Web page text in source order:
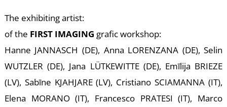
The exhibiting artist:
of the FIRST IMAGING grafic workshop:
Hanne JANNASCH (DE), Anna LORENZANA (DE), Selin
WUTZLER (DE), Jana LÜTKEWITTE (DE), Emīlija BRIEZE
(LV), Sabīne KJAHJARE (LV), Cristiano SCIAMANNA (IT),
Elena MORANO (IT), Francesco PRATESI (IT), Marco